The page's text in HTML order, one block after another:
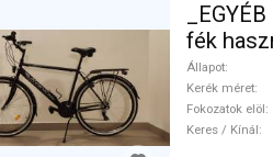
fék
Állapot
Kerék méret
Fokozatok elöl
Keres / Kínál